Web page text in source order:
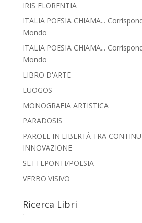
IRIS FLORENTIA
ITALIA POESIA CHIAMA...
Mondo
ITALIA POESIA CHIAMA...
Mondo
LIBRO D'ARTE
LUOGOS
MONOGRAFIA ARTISTICA
PARADOSIS
PAROLE IN LIBERTÀ TRA
INNOVAZIONE
SETTEPONTI/POESIA
VERBO VISIVO
Ricerca Libri